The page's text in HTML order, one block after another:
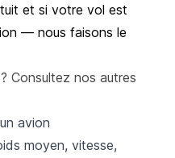
et si votre vol est
— nous faisons le
Consultez nos autres
avion
moyen, vitesse,